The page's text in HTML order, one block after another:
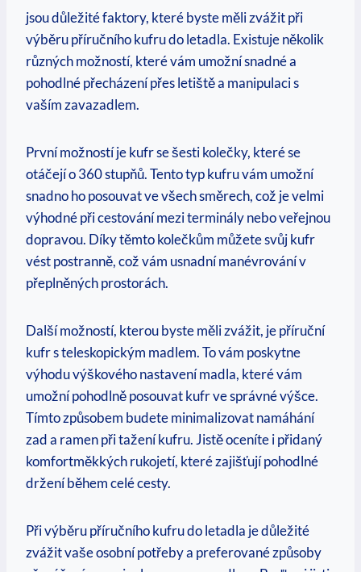
⁤jsou důležité⁣ faktory, které byste měli zvážit při
výběru příručního kufru do letadla. Existuje několik
různých možností, které ⁤vám umožní snadné a
pohodlné přecházení přes letiště a manipulaci s
vaším zavazadlem.⁤
První⁣ možností je⁤ kufr se šesti kolečky, které se
otáčejí o 360 stupňů. Tento typ ⁤kufru⁤ vám umožní
snadno ho posouvat ‌ve všech směrech, což je velmi⁣
výhodné při cestování mezi terminály nebo veřejnou​
dopravou. Díky těmto kolečkům můžete svůj kufr
vést postranně, což vám usnadní manévrování v
přeplněných prostorách.
Další možností, kterou byste měli zvážit, je příruční
kufr s teleskopickým madlem. To vám poskytne
výhodu ⁢výškového nastavení madla, které ‌vám
umožní pohodlně posouvat​ kufr ve správné výšce.
Tímto způsobem budete minimalizovat namáhání
zad a ramen při tažení kufru. ⁢Jistě oceníte i přidaný⁤
komfortměkkých rukojetí, ‌které zajišťují pohodlné
‌držení během celé cesty.
Při ​výběru příručního kufru do letadla je důležité
zvážit⁤ vaše⁣ osobní potřeby a⁣ preferované ⁢způsoby